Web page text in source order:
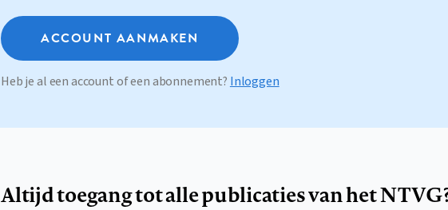
ACCOUNT AANMAKEN
Heb je al een account of een abonnement? Inloggen
Altijd toegang tot alle publicaties van het